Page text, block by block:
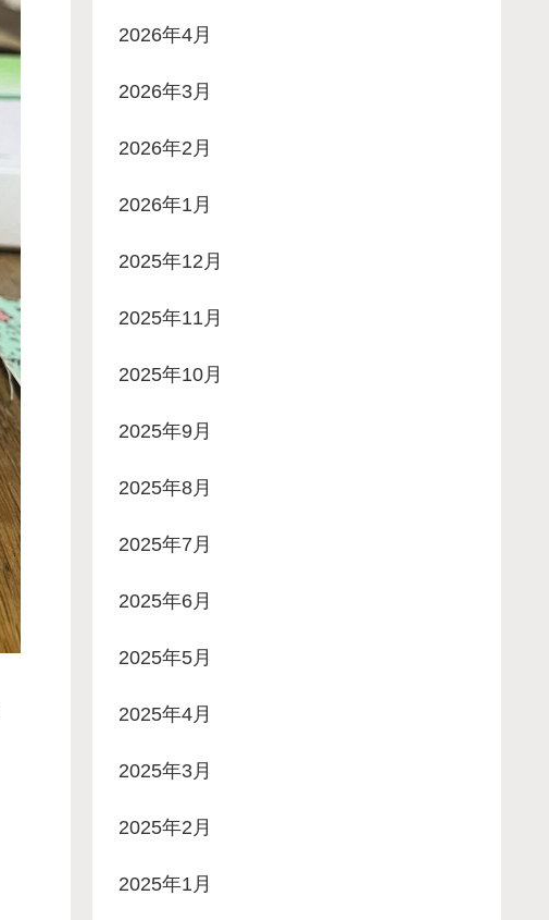
2026年4月
2026年3月
2026年2月
2026年1月
2025年12月
2025年11月
2025年10月
2025年9月
2025年8月
2025年7月
2025年6月
2025年5月
2025年4月
2025年3月
2025年2月
2025年1月